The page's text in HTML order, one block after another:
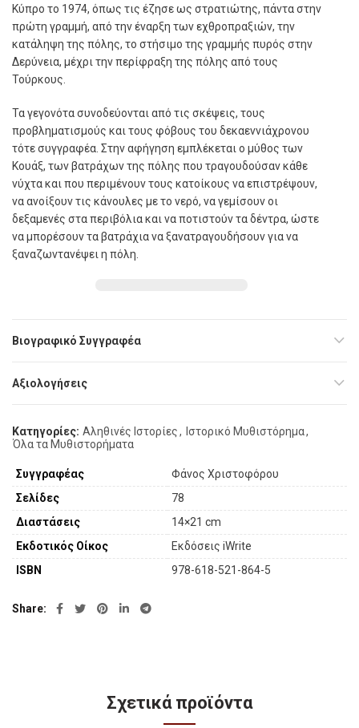
Κύπρο το 1974, όπως τις έζησε ως στρατιώτης, πάντα στην
πρώτη γραµµή, από την έναρξη των εχθροπραξιών, την
κατάληψη της πόλης, το στήσιµο της γραµµής πυρός στην
Δερύνεια, µέχρι την περίφραξη της πόλης από τους
Τούρκους.
Τα γεγονότα συνοδεύονται από τις σκέψεις, τους
προβληµατισµούς και τους φόβους του δεκαεννιάχρονου
τότε συγγραφέα. Στην αφήγηση εµπλέκεται ο µύθος των
Κουάξ, των βατράχων της πόλης που τραγουδούσαν κάθε
νύχτα και που περιµένουν τους κατοίκους να επιστρέψουν,
να ανοίξουν τις κάνουλες µε το νερό, να γεµίσουν οι
δεξαµενές στα περιβόλια και να ποτιστούν τα δέντρα, ώστε
να µπορέσουν τα βατράχια να ξανατραγουδήσουν για να
ξαναζωντανέψει η πόλη.
Βιογραφικό Συγγραφέα
Αξιολογήσεις
Κατηγορίες: Αληθινές Ιστορίες, Ιστορικό Μυθιστόρημα,
Όλα τα Μυθιστορήματα
Συγγραφέας
Φάνος Χριστοφόρου
Σελίδες
78
Διαστάσεις
14×21 cm
Εκδοτικός Οίκος
Εκδόσεις iWrite
ISBN
978-618-521-864-5
Share
Σχετικά προϊόντα